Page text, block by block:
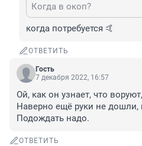
Когда в окоп?
когда потребуется 🤙
ОТВЕТИТЬ
Гость
7 декабря 2022, 16:57
Ой, как он узнает, что
Наверно ещё руки не дошли,
Подождать надо.
ОТВЕТИТЬ